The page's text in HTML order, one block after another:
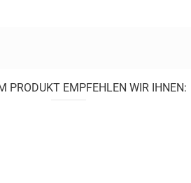
PRODUKT EMPFEHLEN WIR IHNEN: